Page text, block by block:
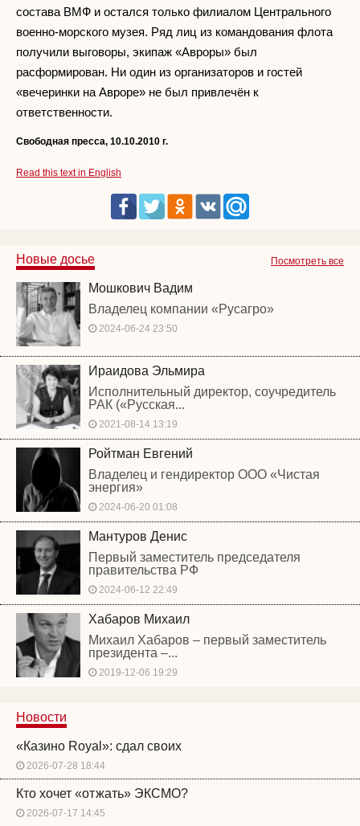
состава ВМФ и остался только филиалом Центрального
военно-морского музея. Ряд лиц из командования флота
получили выговоры, экипаж «Авроры» был
расформирован. Ни один из организаторов и гостей
«вечеринки на Авроре» не был привлечён к
ответственности.
Свободная пресса, 10.10.2010 г.
Read this text in English
Посмотреть все
Новые досье
Мошкович Вадим
Владелец компании «Русагро»
2024-06-24 23:50
Ираидова Эльмира
Исполнительный директор, соучредитель
РАК («Русская...
2021-08-14 13:19
Ройтман Евгений
Владелец и гендиректор ООО «Чистая
энергия»
2024-06-20 01:08
Мантуров Денис
Первый заместитель председателя
правительства РФ
2024-06-12 22:49
Хабаров Михаил
Михаил Хабаров – первый заместитель
президента –...
2019-12-06 19:29
Новости
«Казино Royal»: сдал своих
2026-07-28 18:44
Кто хочет «отжать» ЭКСМО?
2026-07-17 14:45